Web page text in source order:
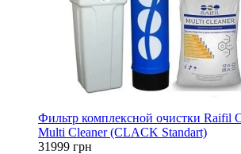
Фильтр комплексной очистки Raifil
Multi Cleaner (CLACK Standart)
31999 грн